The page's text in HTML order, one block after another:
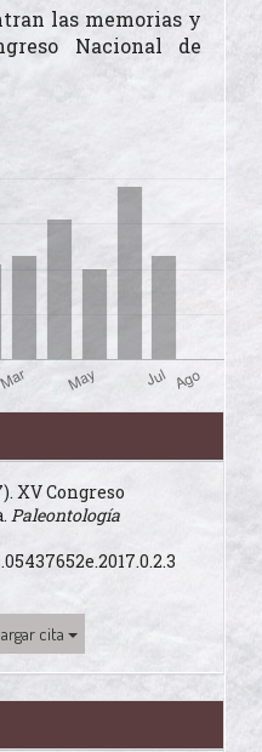
was made.
las memorias y
Nacional de
XV Congreso
Paleontología
cita